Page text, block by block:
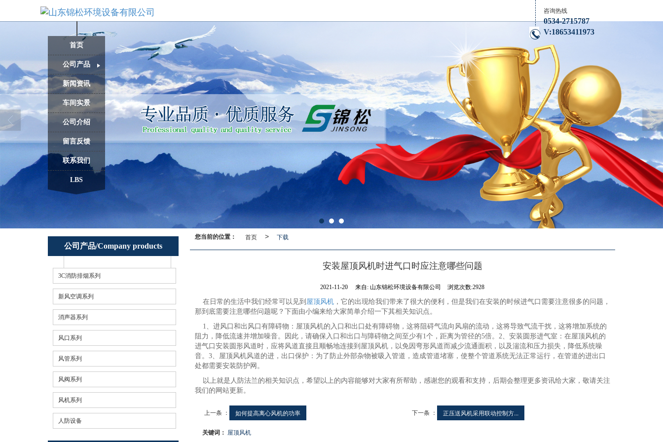
咨询热线
0534-2715787
V:18653411973
首页
公司产品
新闻资讯
车间实景
公司介绍
留言反馈
联系我们
LBS
您当前的位置： 首页 > 下载
安装屋顶风机时进气口时应注意哪些问题
2021-11-20 来自: 山东锦松环境设备有限公司 浏览次数:2928
在日常的生活中我们经常可以见到 屋顶风机，它的出现给我们带来了很大的便利，但是我们在安装的时候进气口需要注意很多的问题，
那到底需要注意哪些问题呢？下面由小编来给大家简单介绍一下其相关知识点。
1、进风口和出风口有障碍物：屋顶风机的入口和出口处有障碍物，这将阻碍气流向风扇的流动，这将导致气流干扰，这将增加系统的
阻力，降低流速并增加噪音。因此，请确保入口和出口与障碍物之间至少有1个，距离为管径的5倍。2、安装圆形进气室：在屋顶风机的
进气口安装圆形风道时，应将风道直接且顺畅地连接到屋顶风机，以免因弯形风道而减少流通面积，以及湍流和压力损失，降低系统噪
音。3、屋顶风机风道的进，出口保护：为了防止外部杂物被吸入管道，造成管道堵塞，使整个管道系统无法正常运行，在管道的进出口
处都需要安装防护网。
以上就是人防法兰的相关知识点，希望以上的内容能够对大家有所帮助，感谢您的观看和支持，后期会整理更多资讯给大家，敬请关注
我们的网站更新。
上一条 ： 如何提高离心风机的功率 下一条 ： 正压送风机采用联动控制方...
关键词： 屋顶风机
公司产品/Company products
3C消防排烟系列
新风空调系列
消声器系列
风口系列
风管系列
风阀系列
风机系列
人防设备